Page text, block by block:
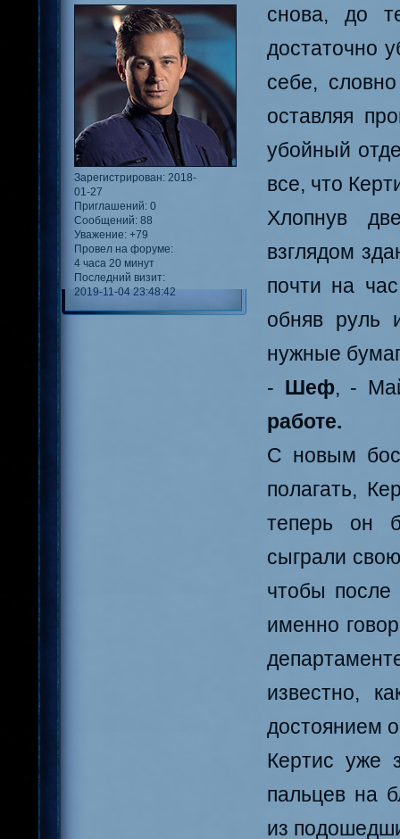
Зарегистрирован: 2018-
01-27
Приглашений: 0
Сообщений: 88
Уважение: +79
Провел на форуме:
4 часа 20 минут
Последний визит:
2019-11-04 23:48:42
снова, до
достаточно
себе,
оставляя
убойный
все, что
Хлопнув
взглядом
почти на
обняв руль
нужные
- Шеф, -
работе.
С новым
полагать,
теперь он
сыграли
чтобы
именно
известно,
достоянием
Кертис уже
пальцев на
из